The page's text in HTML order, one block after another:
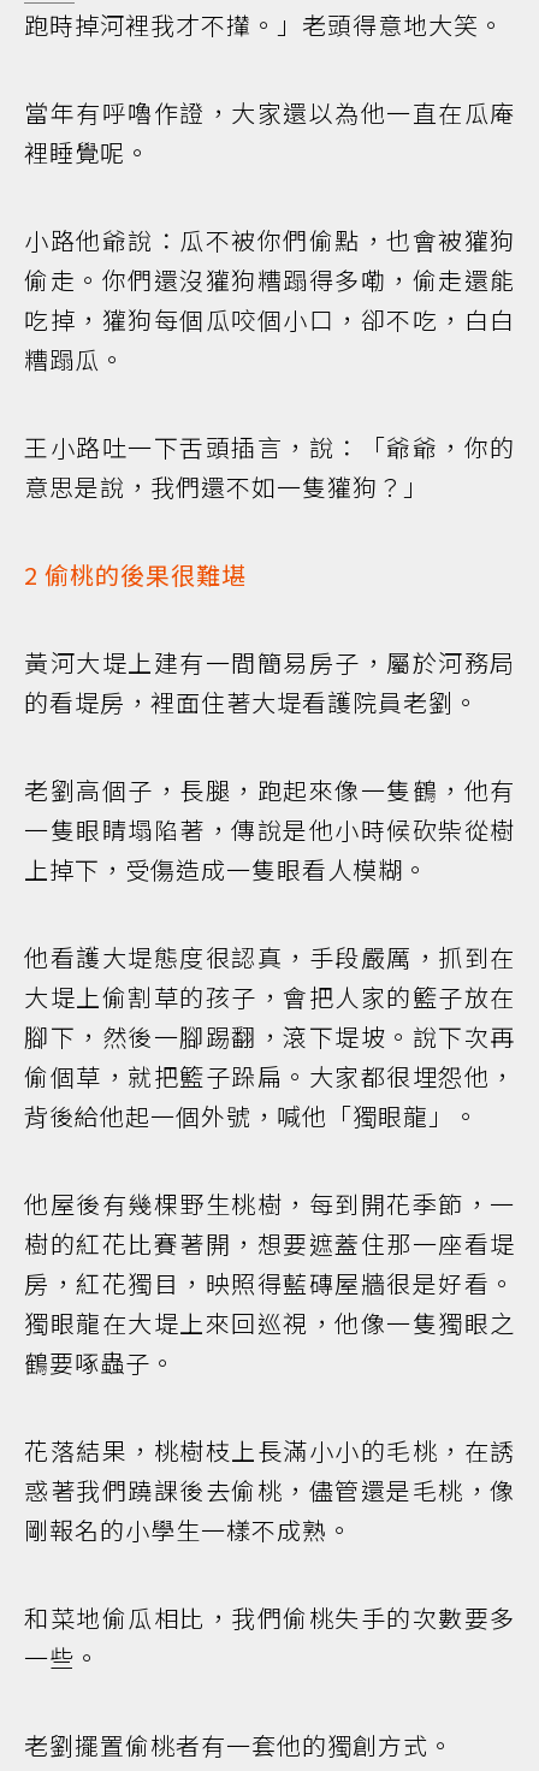
跑時掉河裡我才不攆。」老頭得意地大笑。
當年有呼嚕作證，大家還以為他一直在瓜庵
裡睡覺呢。
小路他爺說：瓜不被你們偷點，也會被獾狗
偷走。你們還沒獾狗糟蹋得多嘞，偷走還能
吃掉，獾狗每個瓜咬個小口，卻不吃，白白
糟蹋瓜。
王小路吐一下舌頭插言，說：「爺爺，你的
意思是說，我們還不如一隻獾狗？」
2 偷桃的後果很難堪
黃河大堤上建有一間簡易房子，屬於河務局
的看堤房，裡面住著大堤看護院員老劉。
老劉高個子，長腿，跑起來像一隻鶴，他有
一隻眼睛塌陷著，傳說是他小時候砍柴從樹
上掉下，受傷造成一隻眼看人模糊。
他看護大堤態度很認真，手段嚴厲，抓到在
大堤上偷割草的孩子，會把人家的籃子放在
腳下，然後一腳踢翻，滾下堤坡。說下次再
偷個草，就把籃子跺扁。大家都很埋怨他，
背後給他起一個外號，喊他「獨眼龍」。
他屋後有幾棵野生桃樹，每到開花季節，一
樹的紅花比賽著開，想要遮蓋住那一座看堤
房，紅花獨目，映照得藍磚屋牆很是好看。
獨眼龍在大堤上來回巡視，他像一隻獨眼之
鶴要啄蟲子。
花落結果，桃樹枝上長滿小小的毛桃，在誘
惑著我們蹺課後去偷桃，儘管還是毛桃，像
剛報名的小學生一樣不成熟。
和菜地偷瓜相比，我們偷桃失手的次數要多
一些。
老劉擺置偷桃者有一套他的獨創方式。